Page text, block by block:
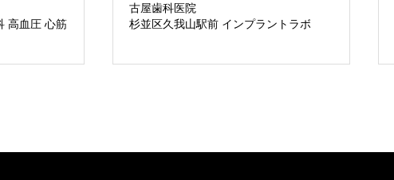
高血圧 心筋
古屋歯科医院
杉並区久我山駅前 インプラントラボ